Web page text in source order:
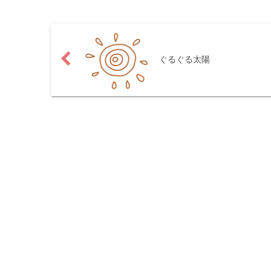
ぐるぐる太陽